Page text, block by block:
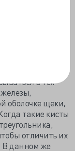
желёз (желёз
когда
железы и
у детей.
в тех
оболочке щеки,
такие кисты
отличить их
В данном же